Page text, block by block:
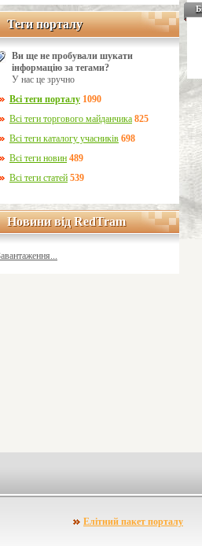
Теги порталу
Теги порталу
Ви ще не пробували шукати
інформацію за тегами?
У нас це зручно
Всі теги порталу 1090
Всі теги торгового майданчика 825
Всі теги каталогу учасників 698
Всі теги новин 489
Всі теги статей 539
Новини від RedTram
Новини від RedTram
Елітний пакет порталу